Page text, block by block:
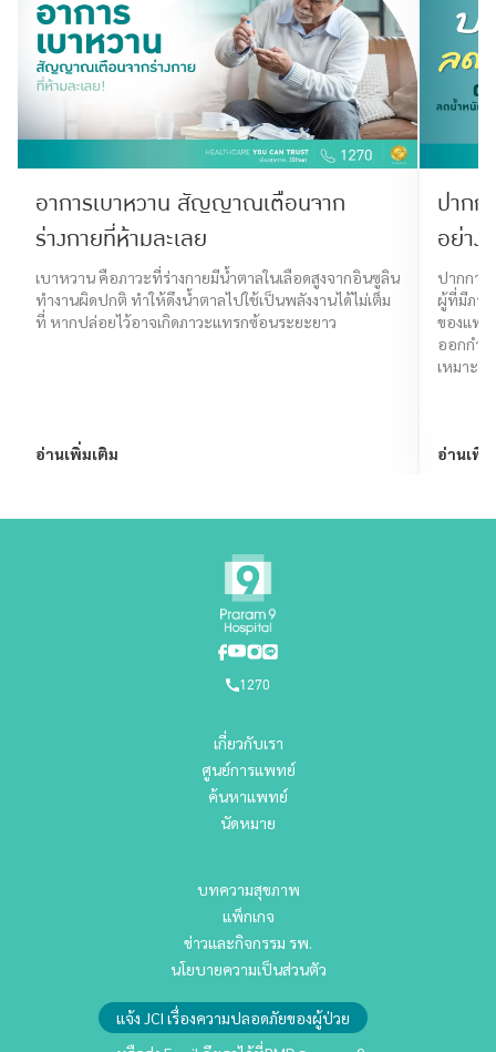
อาการเบาหวาน สัญญาณเตือนจาก
ร่างกายที่ห้ามละเลย
เบาหวาน คือภาวะที่ร่างกายมีน้ำตาลในเลือดสูงจากอินซูลิน
ทำงานผิดปกติ ทำให้ดึงน้ำตาลไปใช้เป็นพลังงานได้ไม่เต็ม
ที่ หากปล่อยไว้อาจเกิดภาวะแทรกซ้อนระยะยาว
อ่านเพิ่มเติม
ปาก
อย่าง
ปากกา
ผู้ที่มีภาว
ของแพ
ออกกำลั
เหมาะส
อ่านเพิ่
1270
เกี่ยวกับเรา
ศูนย์การแพทย์
ค้นหาแพทย์
นัดหมาย
บทความสุขภาพ
แพ็กเกจ
ข่าวและกิจกรรม รพ.
นโยบายความเป็นส่วนตัว
แจ้ง JCI เรื่องความปลอดภัยของผู้ป่วย